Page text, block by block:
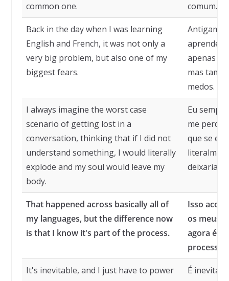
common one.
comum.
Back in the day when I was learning
English and French, it was not only a
very big problem, but also one of my
biggest fears.
apenas
mas
medos.
I always imagine the worst case
scenario of getting lost in a
conversation, thinking that if I did not
understand something, I would literally
explode and my soul would leave my
body.
Eu
me
que se eu
deixaria
That happened across basically all of
my languages, but the difference now
is that I know it's part of the process.
Isso
os meus
agora é
processo.
It's inevitable, and I just have to power
É